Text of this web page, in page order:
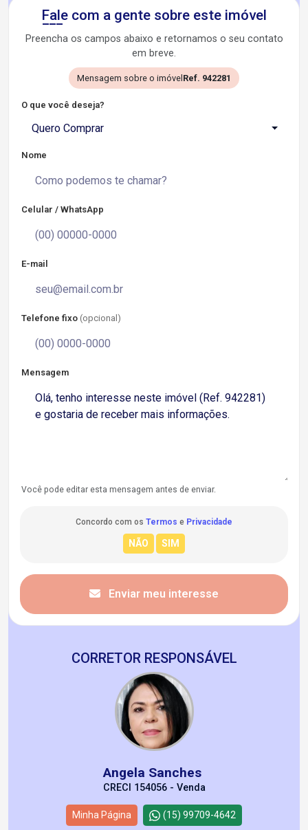
Fale com a gente sobre este imóvel
Preencha os campos abaixo e retornamos o seu contato
em breve.
Mensagem sobre o imóvel Ref. 942281
O que você deseja?
Quero Comprar
Nome
Celular / WhatsApp
E-mail
Telefone fixo (opcional)
Mensagem
Você pode editar esta mensagem antes de enviar.
Concordo com os Termos e Privacidade
Enviar meu interesse
CORRETOR RESPONSÁVEL
Angela Sanches
CRECI 154056 - Venda
Minha Página (15) 99709-4642